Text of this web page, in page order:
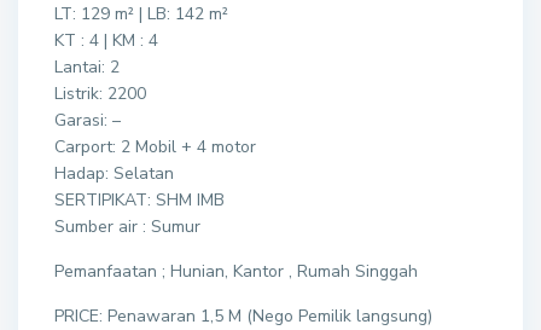
LT: 129 m² | LB: 142 m²
KT : 4 | KM : 4
Lantai: 2
Listrik: 2200
Garasi: –
Carport: 2 Mobil + 4 motor
Hadap: Selatan
SERTIPIKAT: SHM IMB
Sumber air : Sumur
Pemanfaatan ; Hunian, Kantor , Rumah Singgah
PRICE: Penawaran 1,5 M (Nego Pemilik langsung)